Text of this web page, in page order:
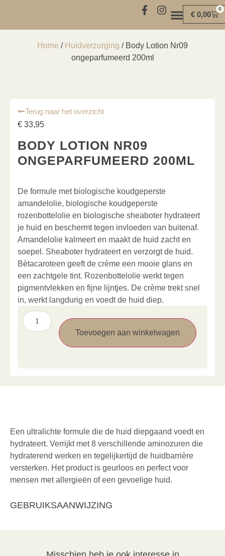
€ 0,00
0
Terug naar het overzicht
€ 33,95
BODY LOTION NR09
ONGEPARFUMEERD 200ML
De formule met biologische koudgeperste
amandelolie, biologische koudgeperste
rozenbottelolie en biologische sheaboter hydrateert
je huid en beschermt tegen invloeden van buitenaf.
Amandelolie kalmeert en maakt de huid zacht en
soepel. Sheaboter hydrateert en verzorgt de huid.
Bètacaroteen geeft de crème een mooie glans en
een zachtgele tint. Rozenbottelolie werkt tegen
pigmentvlekken en fijne lijntjes. De crème trekt snel
in, werkt langdurig en voedt de huid diep.
Toevoegen aan winkelwagen
Home / Huidverzorging / Body Lotion Nr09
ongeparfumeerd 200ml
Een ultralichte formule die de huid diepgaand voedt en
hydrateert. Verrijkt met 8 verschillende aminozuren die
hydraterend werken en tegelijkertijd de huidbarrière
versterken. Het product is geurloos en perfect voor
mensen met allergieën of een gevoelige huid.
GEBRUIKSAANWIJZING